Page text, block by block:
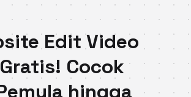
Edit Video
Cocok
hingga